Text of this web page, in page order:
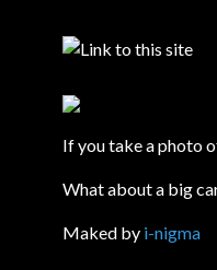
If you take a photo
What about a big
Maked by i-nigma